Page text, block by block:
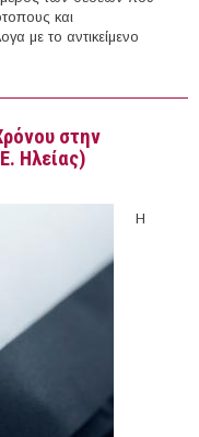
και
με το αντικείμενο
(11/11/2016)
στην
Ηλείας)
Η